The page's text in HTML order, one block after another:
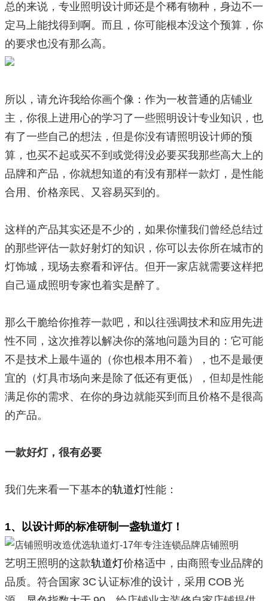
总的来说，专业照明设计师还是个稀有物种，身边不一
定马上能找得到啊。而且，你可能根本没这个预算，你
的要求也没有那么高。
所以，请允许我给你画个像：作为一枚普通的店铺业
主，你很上进用心的学习了一些照明设计专业知识，也
有了一些自己的想法，但是你没有请照明设计师的预
算，也买不起或买不到或觉得没必要买我那些高大上的
品牌和产品，你就想知道的有没有那样一款灯，是性能
合用、价格亲民、又容易买到的。
这样的产品其实还是不少的，如果你懂我们曾经总结过
的那些评估一款好射灯的知识，你可以去你所在城市的
灯饰城，现场去察看和评估。但开一家店就需要这样把
自己逼成照明专家也着实是醉了。
那么干脆给你推荐一款吧，和以往强调技术和应用先进
性不同，这次推荐以解决你的落地问题为目的：它可能
不是技术上最牛逼的（你也根本用不着），也不是最便
宜的（灯具市场向来是除了低还有更低），但却是性能
满足你的需求、在你的身边就能买到而且价格不是很高
的产品。
一款好灯，很有必要
我们先来看一下基本的轨道灯性能：
1、以设计师的标准研制一盏轨道灯！
艺明王照明的这款轨道灯价格适中，由商照专业品牌的
品质。符合国家 3C 认证标准的设计，采用 COB 光